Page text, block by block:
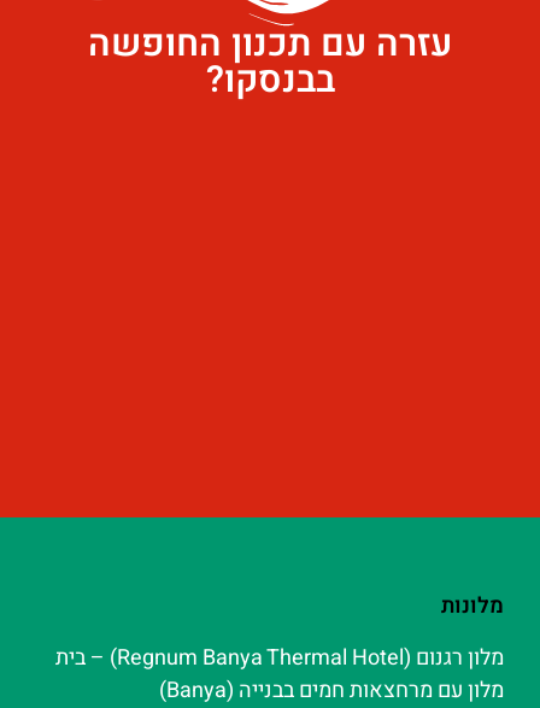
עזרה עם תכנון החופשה
בבנסקו?
מלונות
מלון רגנום (Regnum Banya Thermal Hotel) – בית
מלון עם מרחצאות חמים בבנייה (Banya)